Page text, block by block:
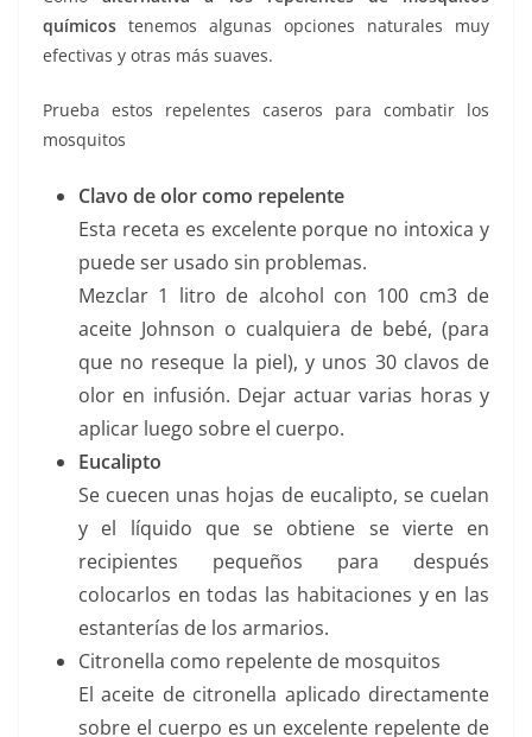
químicos tenemos algunas opciones naturales muy
efectivas y otras más suaves.
Prueba estos repelentes caseros para combatir los
mosquitos
Clavo de olor como repelente
Esta receta es excelente porque no intoxica y
puede ser usado sin problemas.
Mezclar 1 litro de alcohol con 100 cm3 de
aceite Johnson o cualquiera de bebé, (para
que no reseque la piel), y unos 30 clavos de
olor en infusión. Dejar actuar varias horas y
aplicar luego sobre el cuerpo.
Eucalipto
Se cuecen unas hojas de eucalipto, se cuelan
y el líquido que se obtiene se vierte en
recipientes pequeños para después
colocarlos en todas las habitaciones y en las
estanterías de los armarios.
Citronella como repelente de mosquitos
El aceite de citronella aplicado directamente
sobre el cuerpo es un excelente repelente de